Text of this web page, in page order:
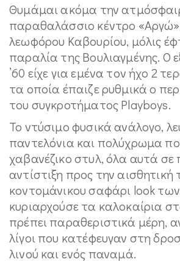
Θυμάμαι ακόμα την
παραθαλάσσιο κέντρο
λεωφόρου Καβουρίου, μόλις
παραλία της Βουλιαγμένης. Ο
’60 είχε για εμένα τον ήχο 2
τα οποία έπαιζε ρυθμικά ο
του συγκροτήματος Playboys.
Το ντύσιμο φυσικά ανάλογο,
παντελόνια και πολύχρωμα
χαβανέζικο στυλ, όλα αυτά σε
αντίστιξη προς την αισθητική
κοντομάνικου σαφάρι look
κυριαρχούσε τα καλοκαίρια
πρέπει παραθεριστικά μέρη,
λίγοι που κατέφευγαν στη
λινού και ενός παναμά.